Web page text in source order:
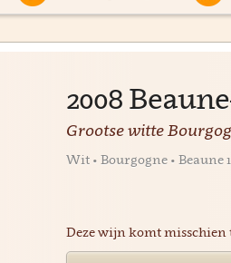
2008
Grootse witte
Wit • Bourgogne •
Deze wijn komt misschien